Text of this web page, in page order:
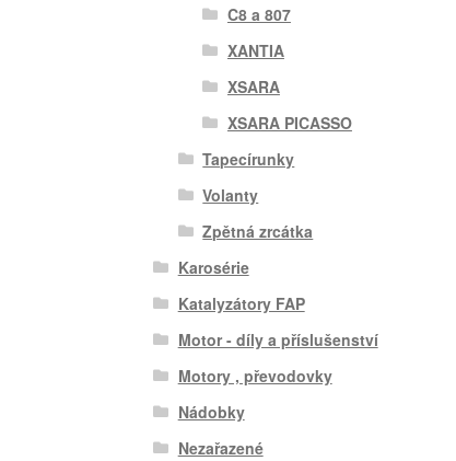
C8 a 807
XANTIA
XSARA
XSARA PICASSO
Tapecírunky
Volanty
Zpětná zrcátka
Karosérie
Katalyzátory FAP
Motor - díly a příslušenství
Motory , převodovky
Nádobky
Nezařazené